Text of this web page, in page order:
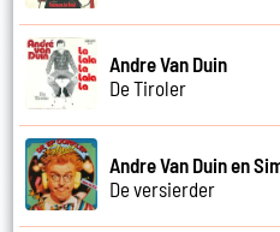
Andre Van Duin
De Tiroler
Andre Van Duin en
De versierder